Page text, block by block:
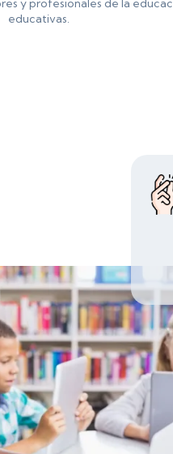
y profesionales de la
educativas.